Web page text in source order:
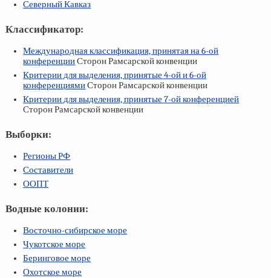
Северный Кавказ
Классификатор:
Международная классификация, принятая на6-ой
конференцииСторон Рамсарской конвенции
Критерии для выделения, принятые4-ойи6-ой
конференциямиСторон Рамсарской конвенции
Критерии для выделения, принятые7-ойконференцией
Сторон Рамсарской конвенции
Выборки:
Регионы РФ
Составители
ООПТ
Водные колонии:
Восточно-сибирское море
Чукотское море
Беринговое море
Охотское море